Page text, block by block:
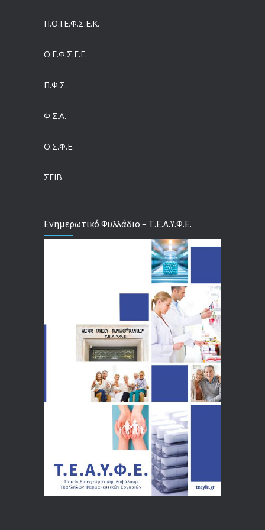
Π.O.I.Ε.Φ.Σ.Ε.Κ.
Ο.Ε.Φ.Σ.Ε.Ε.
Π.Φ.Σ.
Φ.Σ.Α.
Ο.Σ.Φ.Ε.
ΣΕΙΒ
Ενημερωτικό Φυλλάδιο – Τ.Ε.Α.Υ.Φ.Ε.